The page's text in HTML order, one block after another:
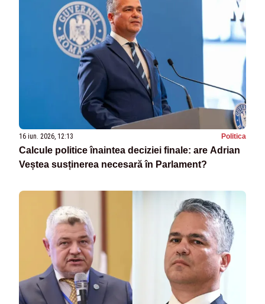
16 iun. 2026, 12:13 Politica
Calcule politice înaintea deciziei finale: are Adrian
Veștea susținerea necesară în Parlament?